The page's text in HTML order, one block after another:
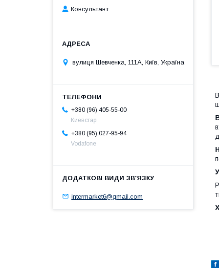
Консультант
вулиця Шевченка, 111A, Київ, Україна
+380 (96) 405-55-00
Киевстар
+380 (95) 027-95-94
Vodafone
intermarket6@gmail.com